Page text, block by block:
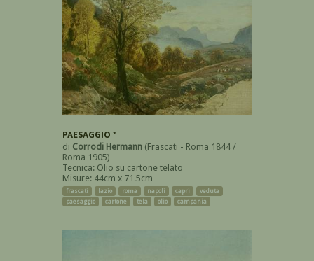
PAESAGGIO *
di Corrodi Hermann (Frascati - Roma 1844 /
Roma 1905)
Tecnica: Olio su cartone telato
Misure: 44cm x 71.5cm
frascati lazio roma napoli capri
veduta
paesaggio
cartone tela olio campania